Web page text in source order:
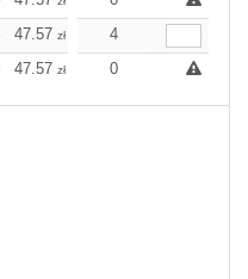
47.57 zł 47.12
4
47.57 zł 47.12 47.12zł
0